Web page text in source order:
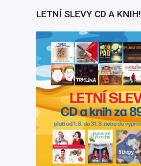
LETNÍ SLEVY CD A KNIH!